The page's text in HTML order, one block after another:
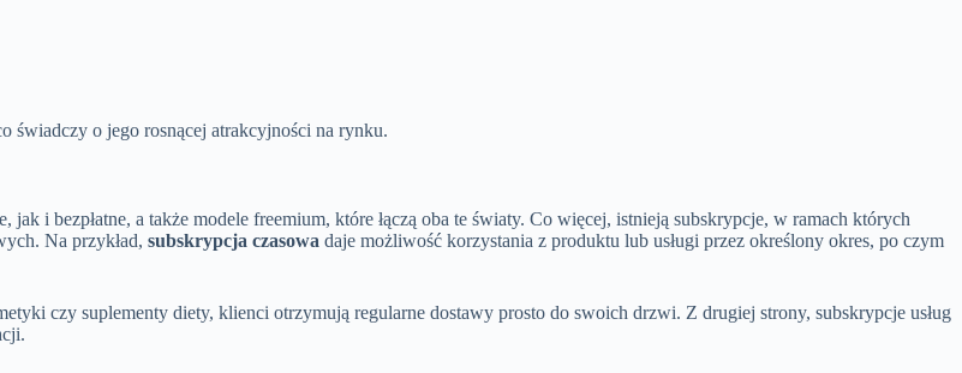
świadczy o jego rosnącej atrakcyjności na rynku.
jak i bezpłatne, a także modele freemium, które łączą oba te światy. Co więcej, istnieją subskrypcje, w ramach których
Na przykład, subskrypcja czasowa daje możliwość korzystania z produktu lub usługi przez określony okres, po czym
czy suplementy diety, klienci otrzymują regularne dostawy prosto do swoich drzwi. Z drugiej strony, subskrypcje usług